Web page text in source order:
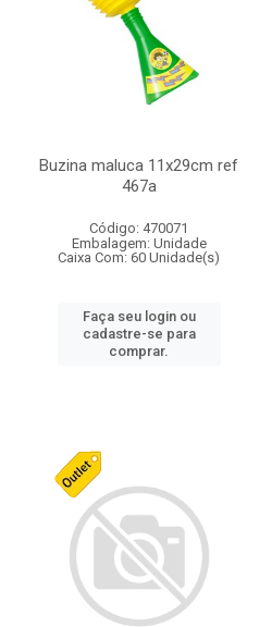
Buzina maluca 11x29cm ref
467a
Código: 470071
Embalagem: Unidade
Caixa Com: 60 Unidade(s)
Faça seu login ou
cadastre-se para
comprar.